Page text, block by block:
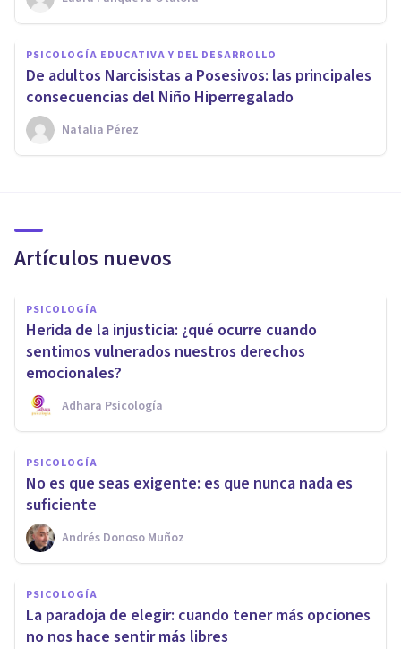
PSICOLOGÍA EDUCATIVA Y DEL DESARROLLO
De adultos Narcisistas a Posesivos: las principales
consecuencias del Niño Hiperregalado
Natalia Pérez
Artículos nuevos
PSICOLOGÍA
Herida de la injusticia: ¿qué ocurre cuando
sentimos vulnerados nuestros derechos
emocionales?
Adhara Psicología
PSICOLOGÍA
No es que seas exigente: es que nunca nada es
suficiente
Andrés Donoso Muñoz
PSICOLOGÍA
La paradoja de elegir: cuando tener más opciones
no nos hace sentir más libres